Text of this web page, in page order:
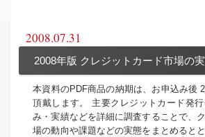
2008.07.31
2008年版 クレジットカード市場の
本資料のPDF商品の納期は、お申込み後
頂戴します。 主要クレジットカード発
み・実績などを詳細に調査することで、
場の動向や課題などの実態をまとめると